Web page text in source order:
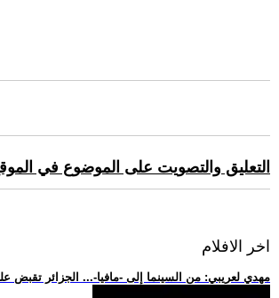
التعليق والتصويت على الموضوع في
اخر الافلام
.. مهدي لعريبي: من السينما إلى -مافيا-... الجزائر تقبض